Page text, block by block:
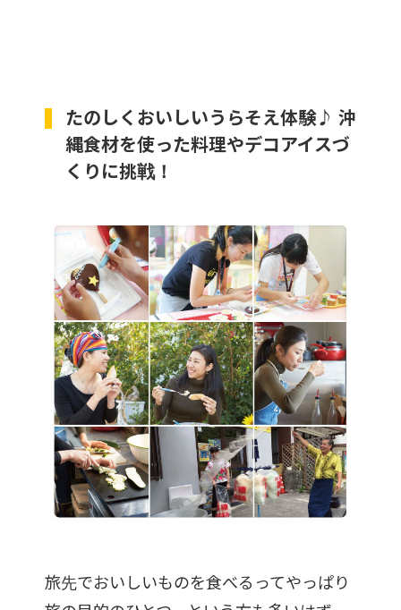
たのしくおいしいうらそえ体験♪ 沖
縄食材を使った料理やデコアイスづ
くりに挑戦！
旅先でおいしいものを食べるってやっぱり